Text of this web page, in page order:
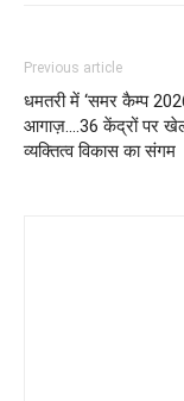
Previous article
धमतरी में ‘समर कैम्प
आगाज़….36 केंद्रों पर
व्यक्तित्व विकास का संगम